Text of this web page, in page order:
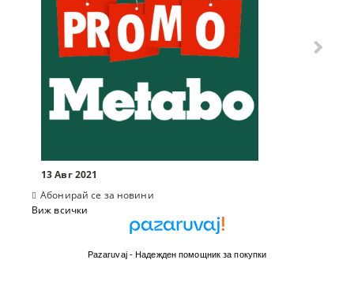
13 Авг 2021
Абонирай се за новини
Виж всички
Pazaruvaj - Надежден помощник за покупки